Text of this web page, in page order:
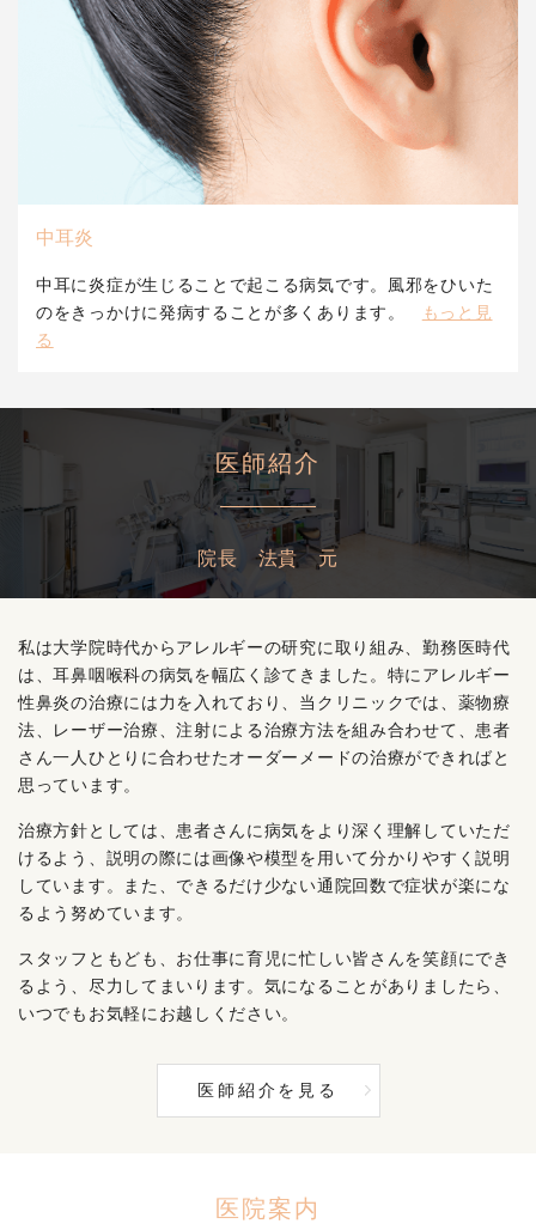
中耳炎
中耳に炎症が生じることで起こる病気です。風邪をひいた
のをきっかけに発病することが多くあります。
もっと見
る
医師紹介
院長 法貴 元
私は大学院時代からアレルギーの研究に取り組み、勤務医時代
は、耳鼻咽喉科の病気を幅広く診てきました。特にアレルギー
性鼻炎の治療には力を入れており、当クリニックでは、薬物療
法、レーザー治療、注射による治療方法を組み合わせて、患者
さん一人ひとりに合わせたオーダーメードの治療ができればと
思っています。
治療方針としては、患者さんに病気をより深く理解していただ
けるよう、説明の際には画像や模型を用いて分かりやすく説明
しています。また、できるだけ少ない通院回数で症状が楽にな
るよう努めています。
スタッフともども、お仕事に育児に忙しい皆さんを笑顔にでき
るよう、尽力してまいります。気になることがありましたら、
いつでもお気軽にお越しください。
医師紹介を見る
医院案内